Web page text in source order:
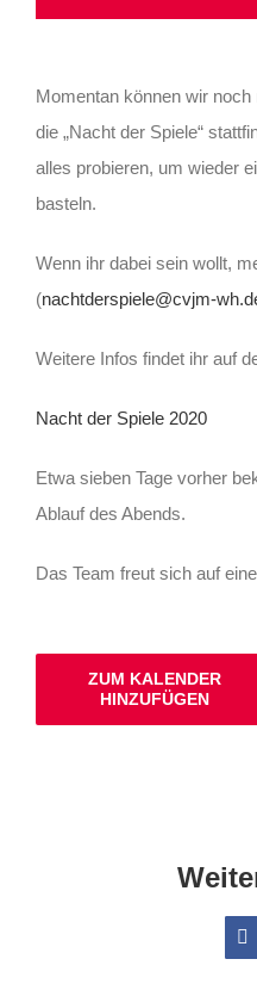
Momentan können wir
die „Nacht der Spiele“
alles probieren, um wieder
basteln.
Wenn ihr dabei sein wollt,
(nachtderspiele@cvjm-
Weitere Infos findet ihr auf
Nacht der Spiele 2020
Etwa sieben Tage vorher
Ablauf des Abends.
Das Team freut sich auf
ZUM KALENDER
HINZUFÜGEN